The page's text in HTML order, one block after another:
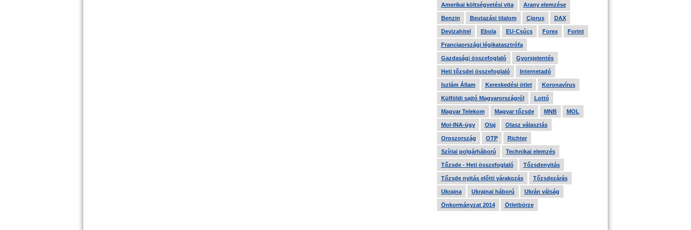
Amerikai költségvetési vita Arany elemzése
Benzin Beutazási tilalom Ciprus DAX
Devizahitel Ebola EU-Csúcs Forex Forint
Franciaországi légikatasztrófa
Gazdasági összefoglaló Gyorsjelentés
Heti tőzsdei összefoglaló Internetadó
Iszlám Állam Kereskedési ötlet Koronavírus
Külföldi sajtó Magyarországról Lottó
Magyar Telekom Magyar tőzsde MNB MOL
Mol-INA-ügy Olaj Olasz választás
Oroszország OTP Richter
Szíriai polgárháború Technikai elemzés
Tőzsde - Heti összefoglaló Tőzsdenyitás
Tőzsde nyitás előtti várakozás Tőzsdezárás
Ukrajna Ukrajnai háború Ukrán válság
Önkormányzat 2014 Ötletbörze